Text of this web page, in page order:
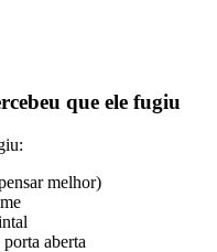
que ele fugiu
melhor)
aberta